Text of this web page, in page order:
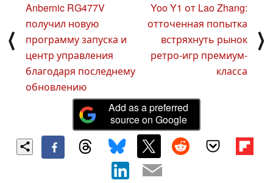
⟨
Anbernic RG477V
получил новую
программу запуска и
центр управления
благодаря последнему
обновлению
Yoo Y1 от Lao Zhang:
отточенная попытка
встряхнуть рынок
ретро-игр премиум-
класса
⟩
Add as a preferred
source on Google